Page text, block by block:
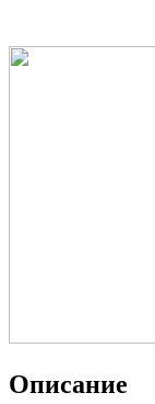
Описание